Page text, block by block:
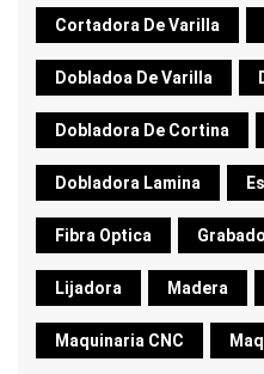
Cortadora De Varilla
Dobladoa De Varilla
Dobladora De Cortina
Dobladora Lamina
Fibra Optica
Lijadora Madera
Maquinaria CNC